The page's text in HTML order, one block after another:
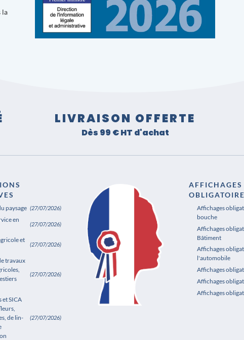
la
LIVRAISON OFFERTE
Dès 99 € HT d'achat
paysage (27/07/2026)
en
(27/07/2026)
et
(27/07/2026)
travaux
(27/07/2026)
et SICA
de lin-
(27/07/2026)
AFFICHAGES
Affichages
bouche
Affichages
Bâtiment
Affichages
l'automobile
Affichages
Affichages
Affichages